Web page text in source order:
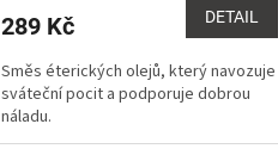
je
z
5
hvězdiček.
289 Kč DETAIL
Směs éterických olejů, který navozuje
sváteční pocit a podporuje dobrou
náladu.